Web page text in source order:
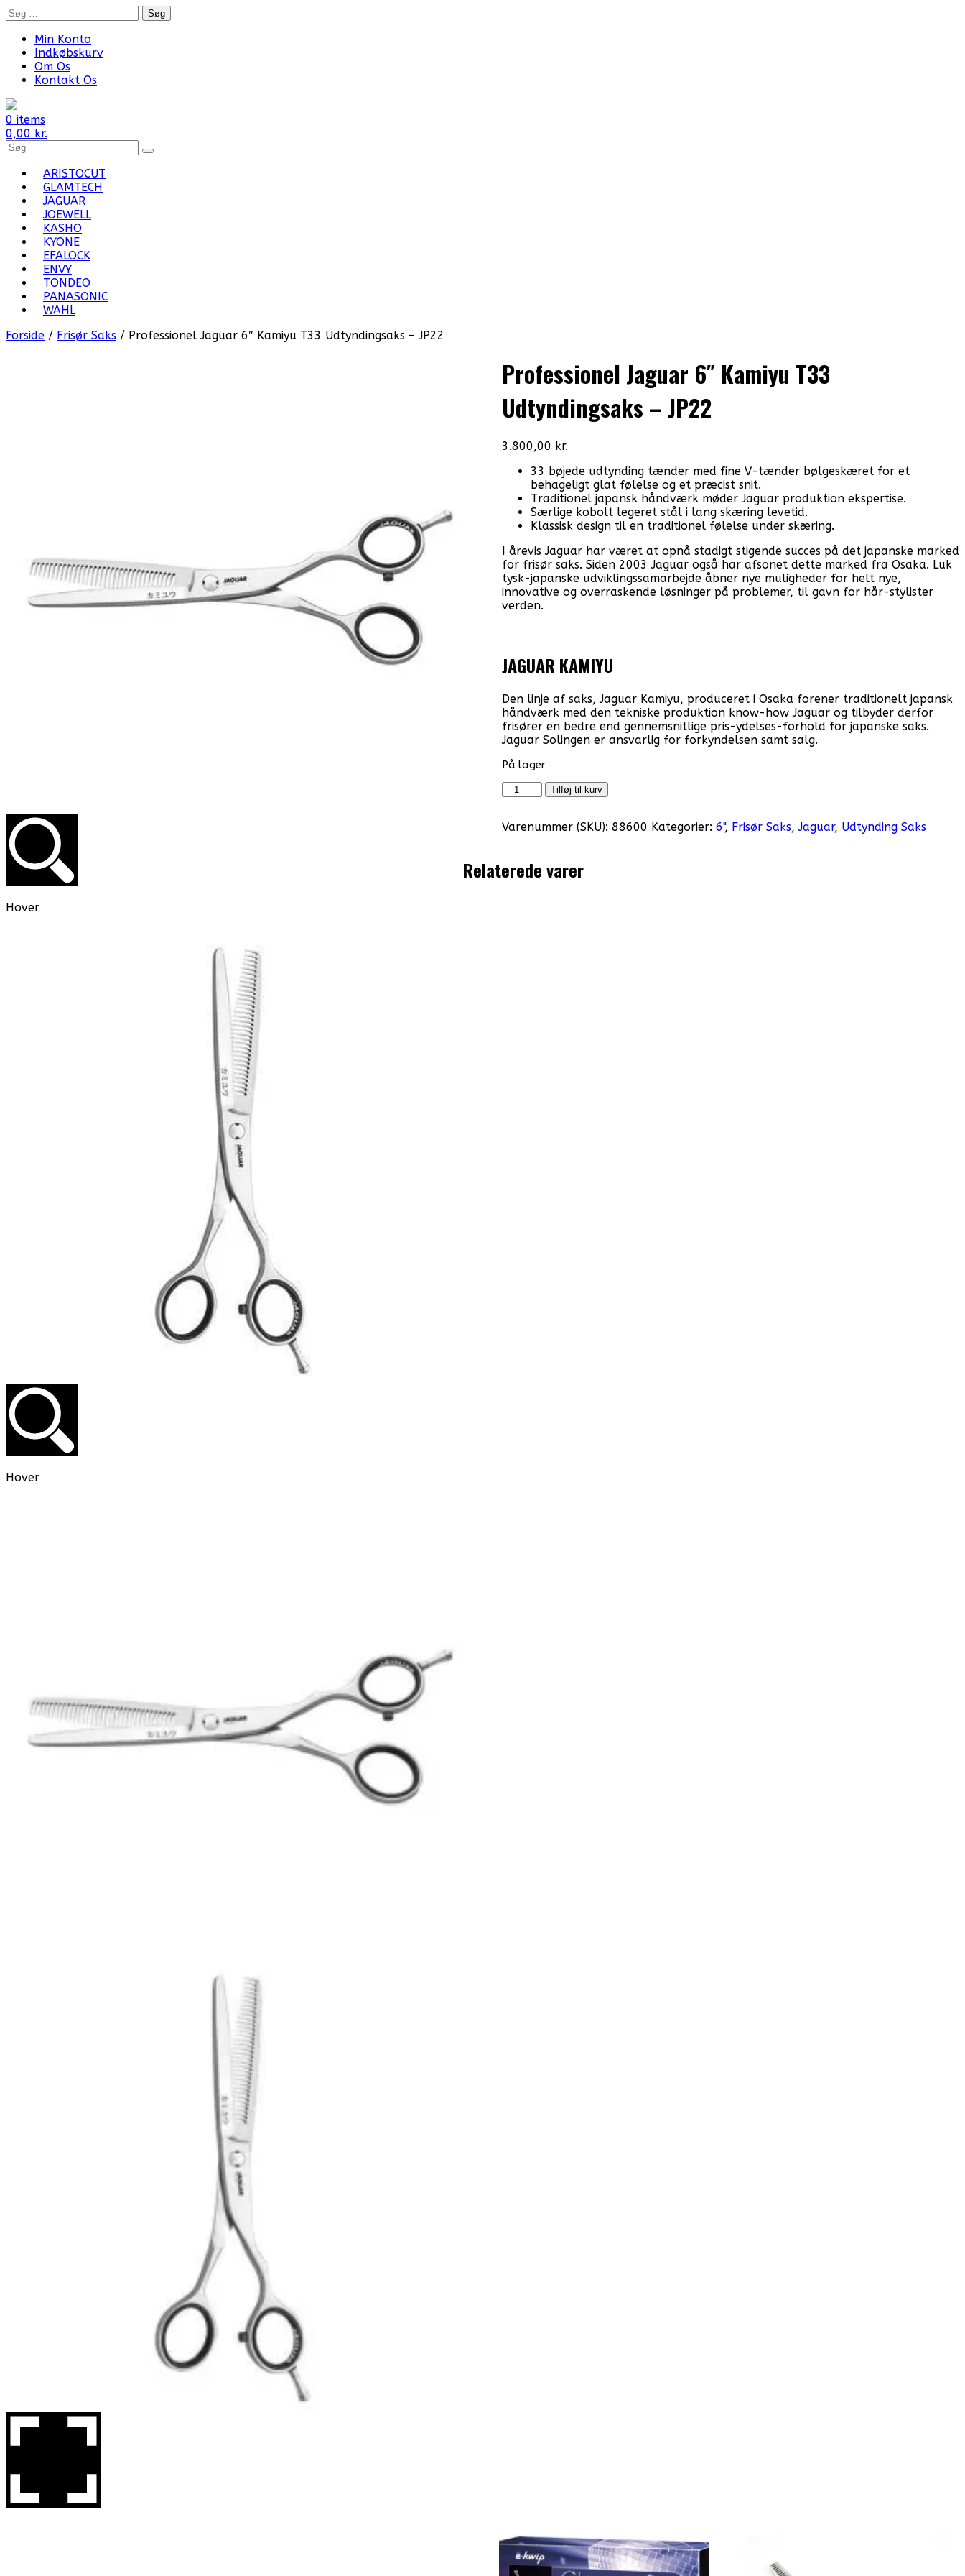
Skip
to
content
Søg
efter:
Min Konto
Indkøbskurv
Om Os
Kontakt Os
0 items
0,00 kr.
Search
for
Products:ARISTOCUT
GLAMTECH
JAGUAR
JOEWELL
KASHO
KYONE
EFALOCK
ENVY
TONDEO
PANASONIC
WAHL
Forside / Frisør Saks / Professionel Jaguar 6″ Kamiyu T33 Udtyndingsaks – JP22
Hover
Hover
Professionel Jaguar 6″ Kamiyu T33
Udtyndingsaks – JP22
3.800,00 kr.
33 bøjede udtynding tænder med fine V-tænder bølgeskæret for et
behageligt glat følelse og et præcist snit.
Traditionel japansk håndværk møder Jaguar produktion ekspertise.
Særlige kobolt legeret stål i lang skæring levetid.
Klassisk design til en traditionel følelse under skæring.
I årevis Jaguar har været at opnå stadigt stigende succes på det japanske marked
for frisør saks. Siden 2003 Jaguar også har afsonet dette marked fra Osaka. Luk
tysk-japanske udviklingssamarbejde åbner nye muligheder for helt nye,
innovative og overraskende løsninger på problemer, til gavn for hår-stylister
verden.
JAGUAR KAMIYU
Den linje af saks, Jaguar Kamiyu, produceret i Osaka forener traditionelt japansk
håndværk med den tekniske produktion know-how Jaguar og tilbyder derfor
frisører en bedre end gennemsnitlige pris-ydelses-forhold for japanske saks.
Jaguar Solingen er ansvarlig for forkyndelsen samt salg.
På lager
Professionel
Jaguar
Kamiyu
-
Tilføj til kurv
Varenummer (SKU): 88600 Kategorier: 6", Frisør Saks,Jaguar, Udtynding Saks
Relaterede varer